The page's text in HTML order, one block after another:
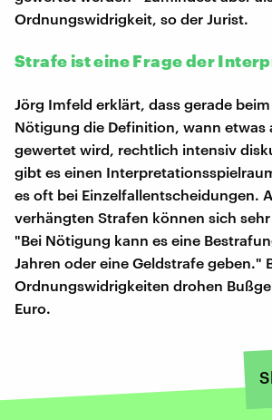
Ordnungswidrigkeit, so der Jurist.
Strafe ist eine Frage der
Jörg Imfeld erklärt, dass gerade
Nötigung die Definition, wann etwas
gewertet wird, rechtlich intensiv
gibt es einen
es oft bei Einzelfallentscheidungen.
verhängten Strafen können sich
"Bei Nötigung kann es eine
Jahren oder eine Geldstrafe geben."
Ordnungswidrigkeiten drohen
Euro.